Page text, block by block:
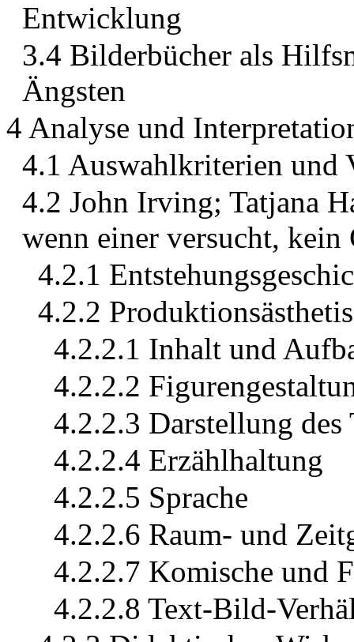
Entwicklung
3.4 Bilderbücher als
Ängsten
4 Analyse und
4.1 Auswahlkriterien und
4.2 John Irving; Tatjana
wenn einer versucht, kein
4.2.1
4.2.2
4.2.2.1 Inhalt und
4.2.2.2
4.2.2.3 Darstellung des
4.2.2.4 Erzählhaltung
4.2.2.5 Sprache
4.2.2.6 Raum- und
4.2.2.7 Komische und
4.2.2.8 Text-Bild-